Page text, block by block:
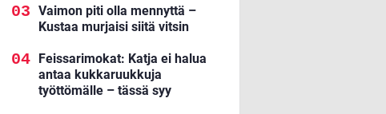
Vaimon piti olla mennyttä –
Kustaa murjaisi siitä vitsin
Feissarimokat: Katja ei halua
antaa kukkaruukkuja
työttömälle – tässä syy